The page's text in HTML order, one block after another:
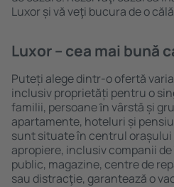
Luxor și vă veţi bucura de o
Luxor – cea mai bună
Puteți alege dintr-o ofertă
inclusiv proprietăți pentru o
familii, persoane ȋn vârstă și
apartamente, hoteluri și
sunt situate în centrul orașului
apropiere, inclusiv companii
public, magazine, centre de
sau distracţie, garantează o